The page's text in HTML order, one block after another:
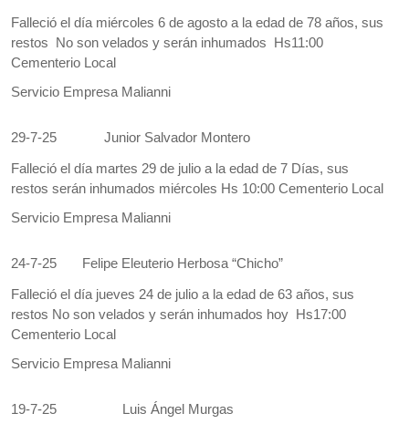
Falleció el día miércoles 6 de agosto a la edad de 78 años, sus
restos No son velados y serán inhumados Hs11:00
Cementerio Local
Servicio Empresa Malianni
29-7-25 Junior Salvador Montero
Falleció el día martes 29 de julio a la edad de 7 Días, sus
restos serán inhumados miércoles Hs 10:00 Cementerio Local
Servicio Empresa Malianni
24-7-25 Felipe Eleuterio Herbosa “Chicho”
Falleció el día jueves 24 de julio a la edad de 63 años, sus
restos No son velados y serán inhumados hoy Hs17:00
Cementerio Local
Servicio Empresa Malianni
19-7-25 Luis Ángel Murgas